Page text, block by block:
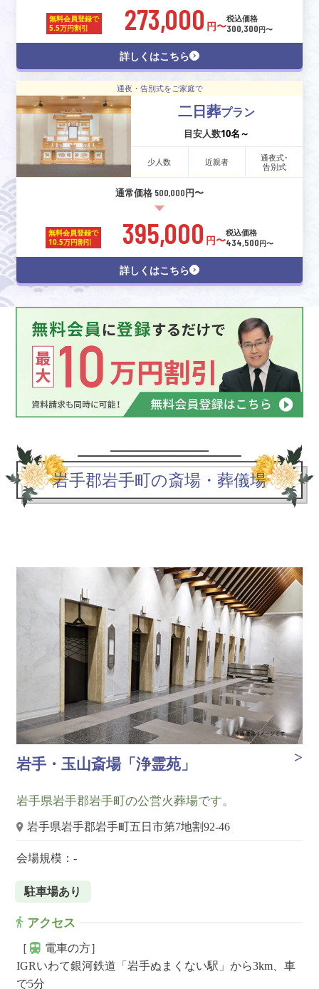
無料会員登録で
5.5万円割引
273,000 円〜
税込価格
300,300円〜
詳しくはこちら
通夜・告別式をご家庭で
二日葬プラン
目安人数10名～
少人数 近親者
通夜式･
告別式
通常価格 500,000円〜
無料会員登録で
10.5万円割引
395,000 円〜
税込価格
434,500円〜
詳しくはこちら
岩手郡岩手町の斎場・葬儀場
岩手・玉山斎場「浄霊苑」
岩手県岩手郡岩手町の公営火葬場です。
岩手県岩手郡岩手町五日市第7地割92-46
会場規模：-
駐車場あり
アクセス
［
電車の方］
IGRいわて銀河鉄道「岩手ぬまくない駅」から3km、車
で5分